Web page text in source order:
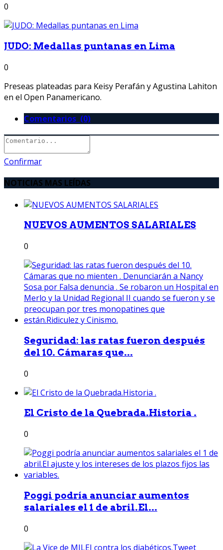
0
JUDO: Medallas puntanas en Lima
0
Preseas plateadas para Keisy Perafán y Agustina Lahiton
en el Open Panamericano.
Comentarios (0)
Confirmar
NOTICIAS MAS LEÍDAS
NUEVOS AUMENTOS SALARIALES
0
Seguridad: las ratas fueron después
del 10. Cámaras que...
0
El Cristo de la Quebrada.Historia .
0
Poggi podría anunciar aumentos
salariales el 1 de abril.El...
0